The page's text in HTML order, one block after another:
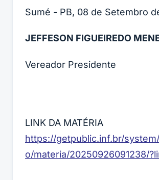
Sumé - PB, 08 de Setembro
JEFFESON FIGUEIREDO
Vereador Presidente
LINK DA MATÉRIA
https://getpublic.inf.br/
o/materia/20250926091238/